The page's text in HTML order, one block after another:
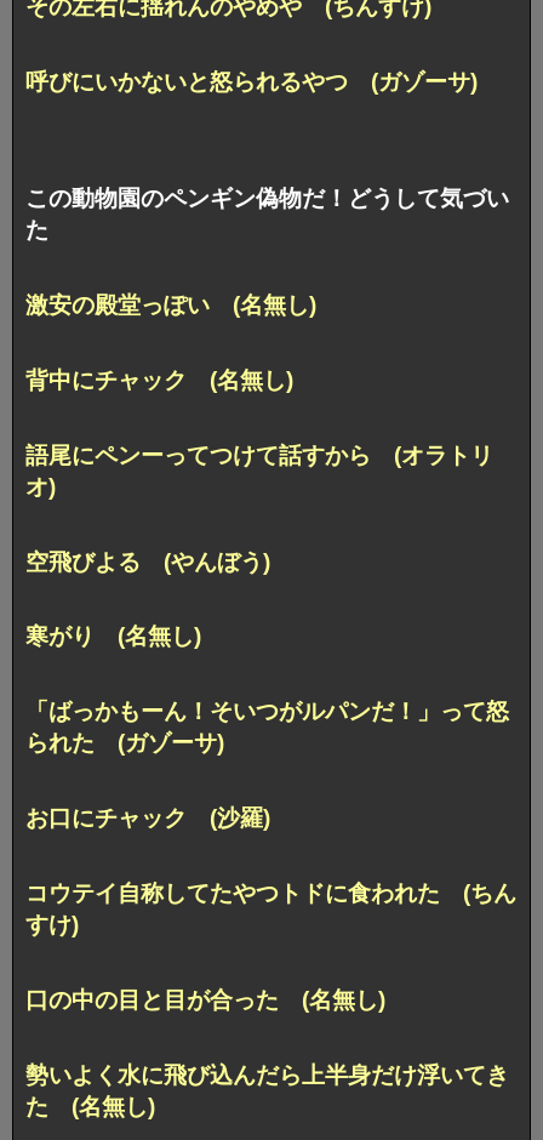
その左右に揺れんのやめや (ちんすけ)
呼びにいかないと怒られるやつ (ガゾーサ)
この動物園のペンギン偽物だ！どうして気づい
た
激安の殿堂っぽい (名無し)
背中にチャック (名無し)
語尾にペンーってつけて話すから (オラトリ
オ)
空飛びよる (やんぼう)
寒がり (名無し)
「ばっかもーん！そいつがルパンだ！」って怒
られた (ガゾーサ)
お口にチャック (沙羅)
コウテイ自称してたやつトドに食われた (ちん
すけ)
口の中の目と目が合った (名無し)
勢いよく水に飛び込んだら上半身だけ浮いてき
た (名無し)